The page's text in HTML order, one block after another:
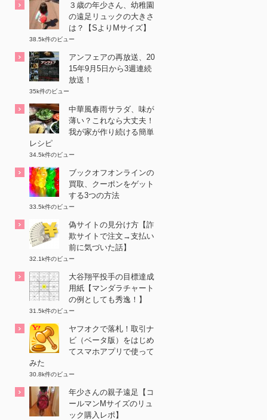
３歳の年少さん、幼稚園
の遠足リュックの大きさ
は？【SよりMサイズ】
38.5k件のビュー
アンフェアの再放送、20
15年9月5日から3週連続
放送！
35k件のビュー
中華風春雨サラダ、味が
薄い？これなら大丈夫！
我が家が作り続ける簡単
レシピ
34.5k件のビュー
ブックオフオンラインの
買取、クーポンをゲット
する3つの方法
33.5k件のビュー
偽サイトの見分け方【詐
欺サイトで注文→支払い
前に気づいた話】
32.1k件のビュー
大谷翔平投手の目標達成
用紙【マンダラチャート
の例としても秀逸！】
31.5k件のビュー
ヤフオクで落札！取引ナ
ビ（ベータ版）をはじめ
てスマホアプリで使って
みた
30.8k件のビュー
年少さんの親子遠足【コ
ールマンMサイズのリュ
ック購入レポ】